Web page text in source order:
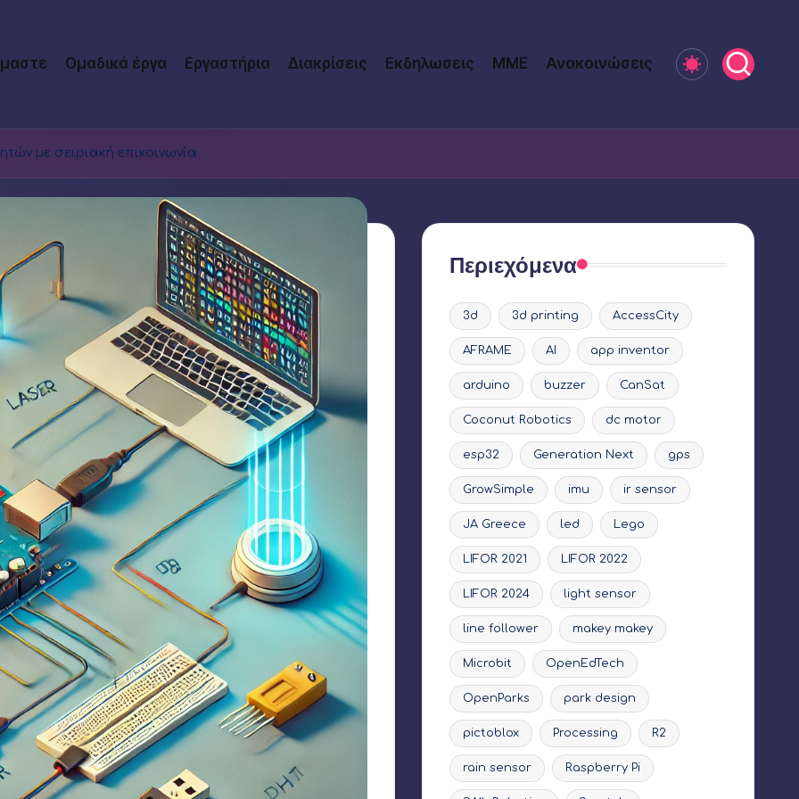
Ομαδικά έργα Εργαστήρια Διακρίσεις Εκδηλωσεις ΜΜΕ Ανακοινώσεις
με σειριακή επικοινωνία
Περιεχόμενα
3d 3d printing AccessCity
AFRAME AI app inventor
arduino buzzer CanSat
Coconut Robotics dc motor
esp32 Generation Next gps
GrowSimple imu ir sensor
JA Greece led Lego
LIFOR 2021 LIFOR 2022
LIFOR 2024 light sensor
line follower makey makey
Microbit OpenEdTech
OpenParks park design
pictoblox Processing R2
rain sensor Raspberry Pi